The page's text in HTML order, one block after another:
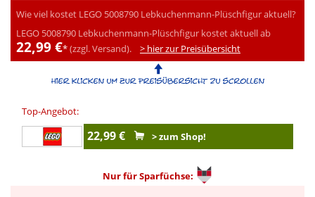
Wie viel kostet LEGO 5008790 Lebkuchenmann-Plüschfigur aktuell?
LEGO 5008790 Lebkuchenmann-Plüschfigur kostet aktuell ab
22,99 €*(zzgl. Versand). > hier zur Preisübersicht
Top-Angebot:
22,99 € > zum Shop!
Nur fürSparfüchse: